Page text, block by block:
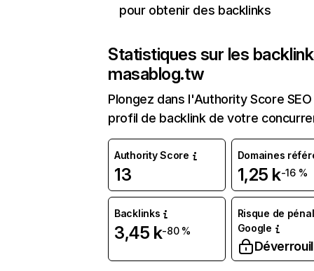
pour obtenir des backlinks
Statistiques sur les
masablog.tw
Plongez dans l'Authority Score
profil de backlink de votre
Authority Score
13
Domaines
1,25 k-16 %
Backlinks
3,45 k-80 %
Risque de
Google